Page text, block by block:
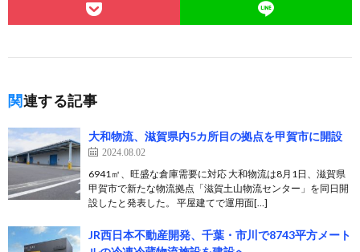
関連する記事
大和物流、滋賀県内5カ所目の拠点を甲賀市に開設
2024.08.02
6941㎡、旺盛な倉庫需要に対応 大和物流は8月1日、滋賀県
甲賀市で新たな物流拠点「滋賀土山物流センター」を同日開
設したと発表した。 平屋建てで運用面[…]
JR西日本不動産開発、千葉・市川で8743平方メート